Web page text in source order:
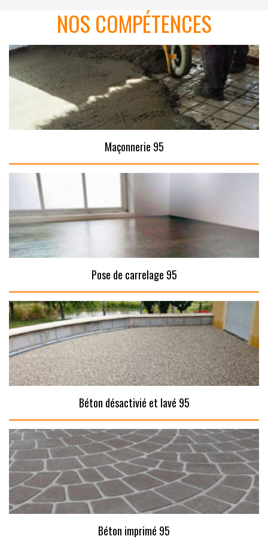
NOS COMPÉTENCES
Maçonnerie 95
Pose de carrelage 95
Béton désactivié et lavé 95
Béton imprimé 95